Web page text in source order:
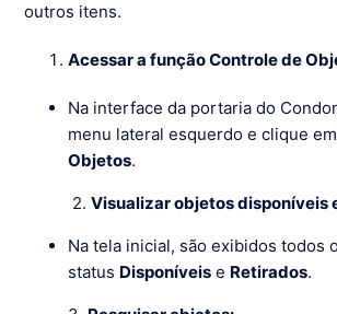
outros itens.
Acessar a função Controle de
Na interface da portaria do
menu lateral esquerdo e clique
Objetos.
2.Visualizar objetos disponíveis
Na tela inicial, são exibidos todos
status Disponíveis e Retirados.